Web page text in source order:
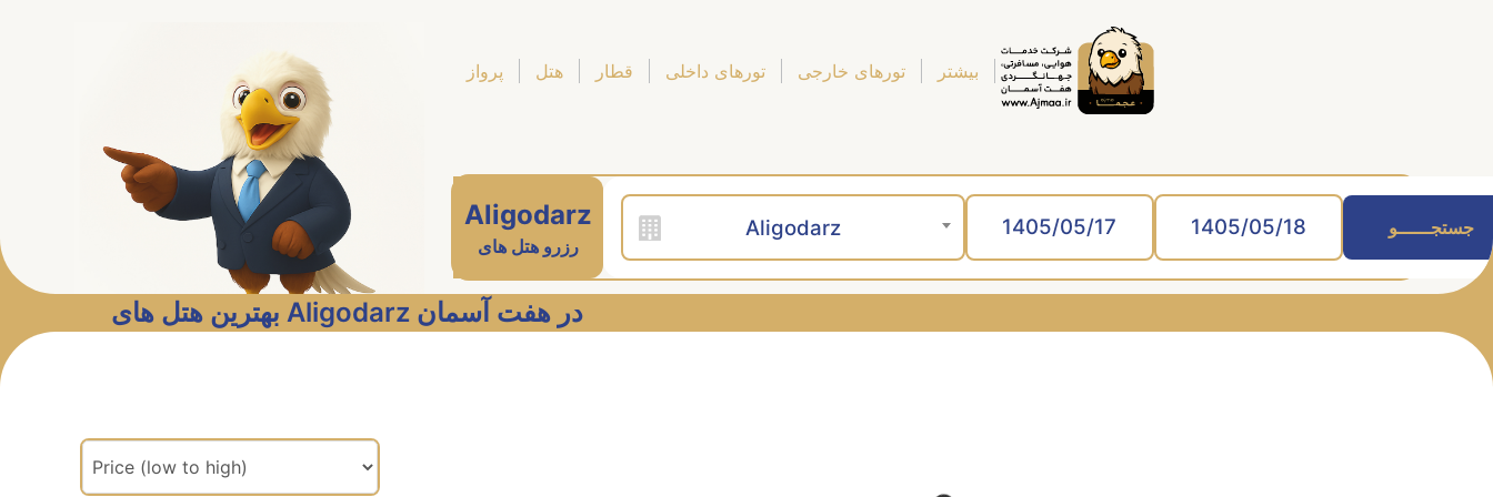
پرواز هتل قطار تورهای داخلی تورهای خارجی بیشتر
Aligodarz
رزرو هتل های
Aligodarz جستجــــــو
بهترین هتل های Aligodarz در هفت آسمان